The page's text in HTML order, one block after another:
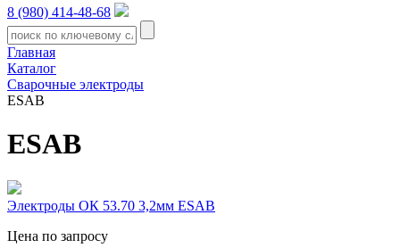
8 (980) 414-48-68
Главная
Каталог
Сварочные электроды
ESAB
ESAB
Электроды ОК 53.70 3,2мм ESAB
Цена по запросу